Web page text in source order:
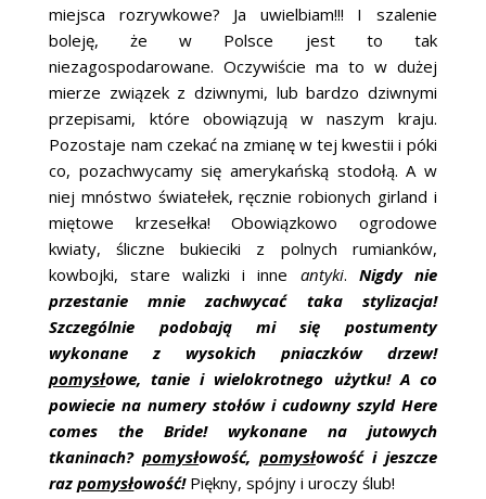
miejsca rozrywkowe? Ja uwielbiam!!! I szalenie
boleję, że w Polsce jest to tak
niezagospodarowane. Oczywiście ma to w dużej
mierze związek z dziwnymi, lub bardzo dziwnymi
przepisami, które obowiązują w naszym kraju.
Pozostaje nam czekać na zmianę w tej kwestii i póki
co, pozachwycamy się amerykańską stodołą. A w
niej mnóstwo światełek, ręcznie robionych girland i
miętowe krzesełka! Obowiązkowo ogrodowe
kwiaty, śliczne bukieciki z polnych rumianków,
kowbojki, stare walizki i inne antyki. Nigdy nie
przestanie mnie zachwycać taka stylizacja!
Szczególnie podobają mi się postumenty
wykonane z wysokich pniaczków drzew!
pomysłowe, tanie i wielokrotnego użytku! A co
powiecie na numery stołów i cudowny szyld Here
comes the Bride! wykonane na jutowych
tkaninach?pomysłowość, pomysłowość i jeszcze
razpomysłowość! Piękny, spójny i uroczy ślub!